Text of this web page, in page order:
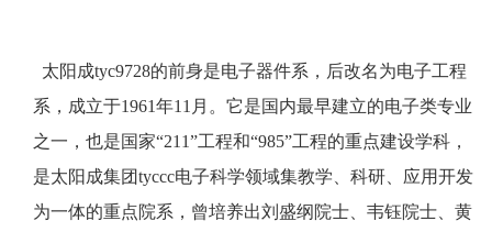
太阳成tyc9728的前身是电子器件系，后改名为电子工程
系，成立于1961年11月。它是国内最早建立的电子类专业
之一，也是国家“211”工程和“985”工程的重点建设学科，
是太阳成集团tyccc电子科学领域集教学、科研、应用开发
为一体的重点院系，曾培养出刘盛纲院士、韦钰院士、黄